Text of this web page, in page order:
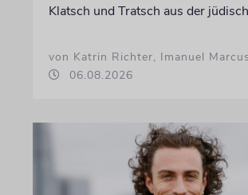
Klatsch und Tratsch aus der
von Katrin Richter, Imanuel Marcus
06.08.2026